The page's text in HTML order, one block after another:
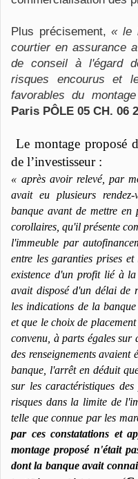
Plus précisement,« le
courtier en assurance
de conseil à l'égard
risques encourus et
favorables du
Paris PÔLE 05 CH. 06
Le montage proposé
de l’investisseur :
« après avoir relevé, par
avait eu plusieurs
banque avant de mettre
corollaires, qu'il présente
l'immeuble par
entre les garanties prises
existence d'un profit lié à
avait disposé d'un délai de
les indications de la
et que le choix de
convenu, à parts égales sur
des renseignements
banque, l'arrêt en déduit
sur les caractéristiques
risques dans la limite de
telle que connue par les
par ces constatations et
montage proposé n'était
dont la banque avait